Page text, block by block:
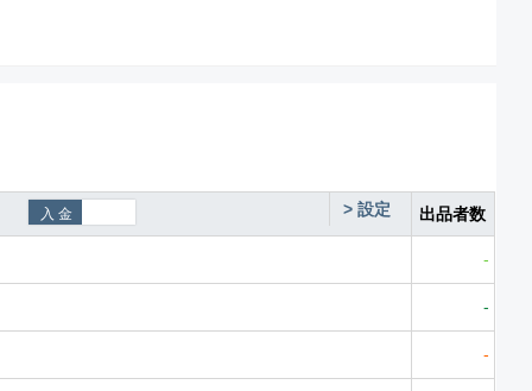
> 設定 出品者数
-
-
-